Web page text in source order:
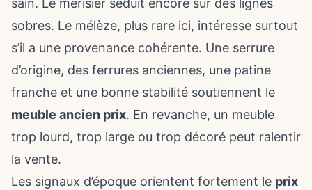
sain. Le merisier séduit encore sur des lignes
sobres. Le mélèze, plus rare ici, intéresse surtout
s’il a une provenance cohérente. Une serrure
d’origine, des ferrures anciennes, une patine
franche et une bonne stabilité soutiennent le
meuble ancien prix. En revanche, un meuble
trop lourd, trop large ou trop décoré peut ralentir
la vente.
Les signaux d’époque orientent fortement le prix